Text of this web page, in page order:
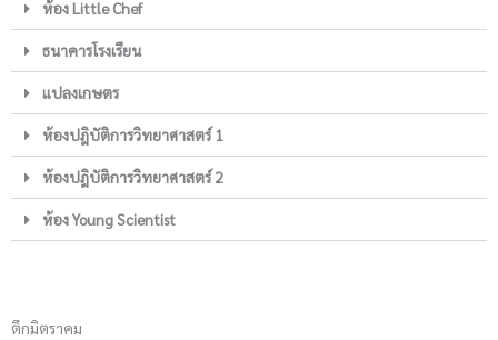
ห้อง Little Chef
ธนาคารโรงเรียน
แปลงเกษตร
ห้องปฎิบัติการวิทยาศาสตร์ 1
ห้องปฎิบัติการวิทยาศาสตร์ 2
ห้อง Young Scientist
ตึกมิตราคม